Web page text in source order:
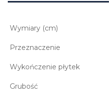
Wymiary (cm)
Przeznaczenie
Wykończenie płytek
Grubość